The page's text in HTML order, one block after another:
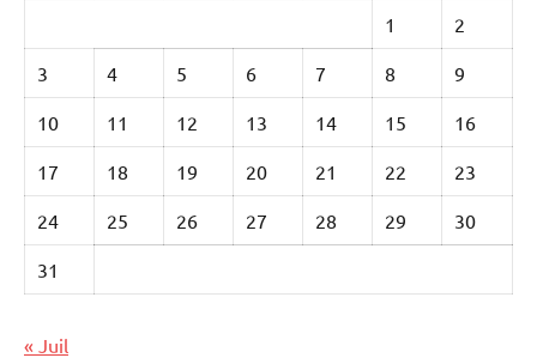
1 2
3 4 5 6 7 8 9
10 11 12 13 14 15 16
17 18 19 20 21 22 23
24 25 26 27 28 29 30
31
« Juil